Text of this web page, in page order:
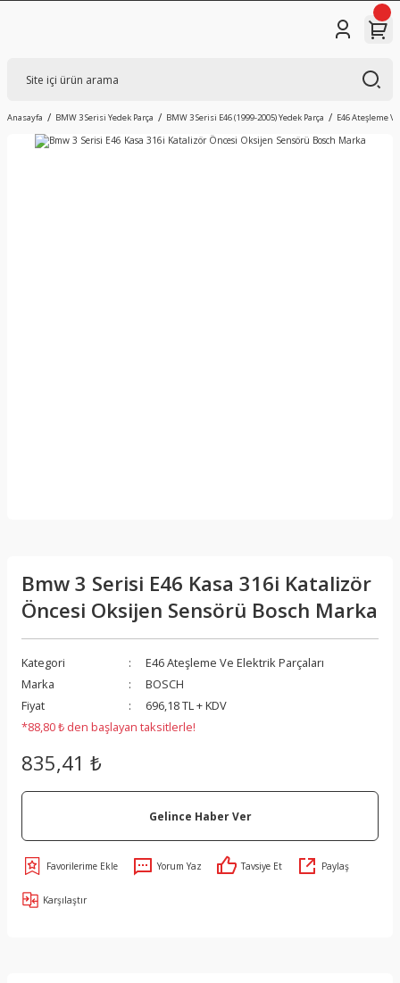
Anasayfa BMW 3 Serisi Yedek Parça BMW 3 Serisi E46 (1999-2005) Yedek Parça E46 Ateşleme
Bmw 3 Serisi E46 Kasa 316i Katalizör
Öncesi Oksijen Sensörü Bosch Marka
Kategori
E46 Ateşleme Ve Elektrik Parçaları
Marka
BOSCH
Fiyat
696,18 TL + KDV
*88,80 ₺ den başlayan taksitlerle!
835,41 ₺
Gelince Haber Ver
Yorum Yaz Tavsiye Et Paylaş
Karşılaştır